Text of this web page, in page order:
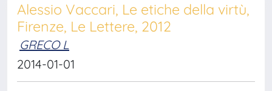
Alessio Vaccari, Le etiche della virtù,
Firenze, Le Lettere, 2012
GRECO L
2014-01-01